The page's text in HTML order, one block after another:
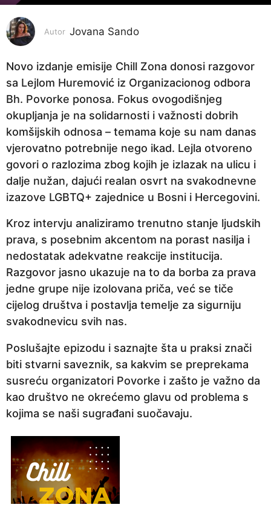
e
c
p
i
1
j
e
c
p
r
i
j
e
Autor Jovana Sando
Novo izdanje emisije Chill Zona donosi razgovor
sa Lejlom Huremović iz Organizacionog odbora
Bh. Povorke ponosa. Fokus ovogodišnjeg
okupljanja je na solidarnosti i važnosti dobrih
komšijskih odnosa – temama koje su nam danas
vjerovatno potrebnije nego ikad. Lejla otvoreno
govori o razlozima zbog kojih je izlazak na ulicu i
dalje nužan, dajući realan osvrt na svakodnevne
izazove LGBTQ+ zajednice u Bosni i Hercegovini.
Kroz intervju analiziramo trenutno stanje ljudskih
prava, s posebnim akcentom na porast nasilja i
nedostatak adekvatne reakcije institucija.
Razgovor jasno ukazuje na to da borba za prava
jedne grupe nije izolovana priča, već se tiče
cijelog društva i postavlja temelje za sigurniju
svakodnevicu svih nas.
Poslušajte epizodu i saznajte šta u praksi znači
biti stvarni saveznik, sa kakvim se preprekama
susreću organizatori Povorke i zašto je važno da
kao društvo ne okrećemo glavu od problema s
kojima se naši sugrađani suočavaju.